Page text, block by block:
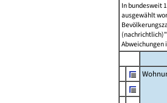
In bundesweit
ausgewählt
Abweichungen